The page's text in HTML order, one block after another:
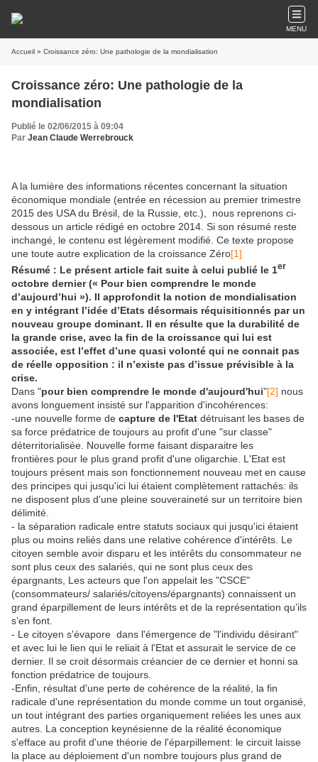
MENU
Accueil » Croissance zéro: Une pathologie de la mondialisation
Croissance zéro: Une pathologie de la
mondialisation
Publié le 02/06/2015 à 09:04
Par Jean Claude Werrebrouck
A la lumière des informations récentes concernant la situation
économique mondiale (entrée en récession au premier trimestre
2015 des USA du Brésil, de la Russie, etc.), nous reprenons ci-
dessous un article rédigé en octobre 2014. Si son résumé reste
inchangé, le contenu est légèrement modifié. Ce texte propose
une toute autre explication de la croissance Zéro[1]
Résumé : Le présent article fait suite à celui publié le 1er
octobre dernier (« Pour bien comprendre le monde
d’aujourd’hui »). Il approfondit la notion de mondialisation
en y intégrant l’idée d’Etats désormais réquisitionnés par un
nouveau groupe dominant. Il en résulte que la durabilité de
la grande crise, avec la fin de la croissance qui lui est
associée, est l’effet d’une quasi volonté qui ne connait pas
de réelle opposition : il n’existe pas d’issue prévisible à la
crise.
Dans "pour bien comprendre le monde d'aujourd'hui"[2] nous
avons longuement insisté sur l'apparition d'incohérences:
-une nouvelle forme de capture de l'Etat détruisant les bases de
sa force prédatrice de toujours au profit d'une "sur classe"
déterritorialisée. Nouvelle forme faisant disparaitre les
frontières pour le plus grand profit d'une oligarchie. L'Etat est
toujours présent mais son fonctionnement nouveau met en cause
des principes qui jusqu'ici lui étaient complètement rattachés: ils
ne disposent plus d'une pleine souveraineté sur un territoire bien
délimité.
- la séparation radicale entre statuts sociaux qui jusqu'ici étaient
plus ou moins reliés dans une relative cohérence d'intérêts. Le
citoyen semble avoir disparu et les intérêts du consommateur ne
sont plus ceux des salariés, qui ne sont plus ceux des
épargnants, Les acteurs que l'on appelait les "CSCE"
(consommateurs/ salariés/citoyens/épargnants) connaissent un
grand éparpillement de leurs intérêts et de la représentation qu’ils
s’en font.
- Le citoyen s'évapore dans l'émergence de "l'individu désirant"
et avec lui le lien qui le reliait à l'Etat et assurait le service de ce
dernier. Il se croit désormais créancier de ce dernier et honni sa
fonction prédatrice de toujours.
-Enfin, résultat d'une perte de cohérence de la réalité, la fin
radicale d'une représentation du monde comme un tout organisé,
un tout intégrant des parties organiquement reliées les unes aux
autres. La conception keynésienne de la réalité économique
s'efface au profit d'une théorie de l'éparpillement: le circuit laisse
la place au déploiement d'un nombre toujours plus grand de